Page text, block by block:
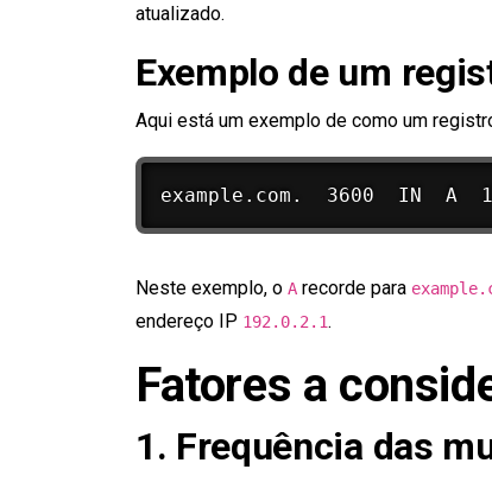
atualizado.
Exemplo de um
Aqui está um exemplo de como um
Neste exemplo, o A recorde para
endereço IP 192.0.2.1.
Fatores a
1. Frequência das